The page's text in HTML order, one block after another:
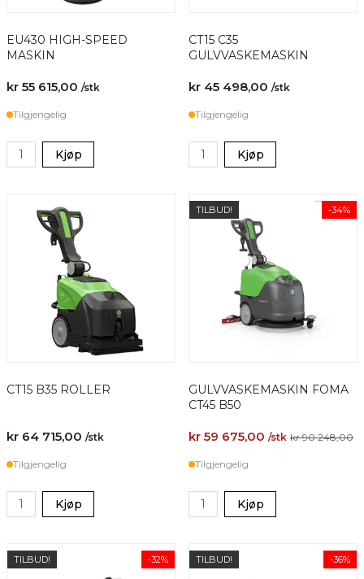
EU430 HIGH-SPEED
MASKIN
kr 55 615,00 /stk
Tilgjengelig
Kjøp
CT15 C35
GULVVASKEMASKIN
kr 45 498,00 /stk
Tilgjengelig
Kjøp
CT15 B35 ROLLER
kr 64 715,00 /stk
Tilgjengelig
Kjøp
TILBUD! -34%
GULVVASKEMASKIN FOMA
CT45 B50
kr 59 675,00 /stk kr 90 248,00
Tilgjengelig
Kjøp
TILBUD! -32% TILBUD! -36%